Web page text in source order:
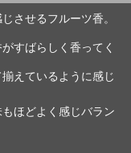
させるフルーツ香。
すばらしく香ってく
えているように感じ
ほどよく感じバラン